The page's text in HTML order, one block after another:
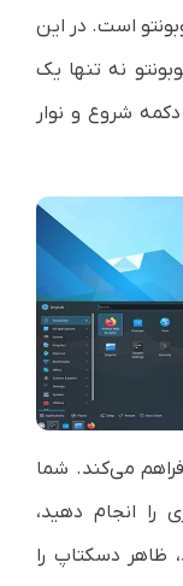
است. در این
نه تنها یک
شروع و نوار
می‌کند. شما
را انجام دهید،
ظاهر دسکتاپ را